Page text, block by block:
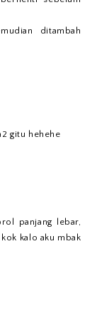
ditambah
gitu hehehe
panjang lebar,
kalo aku mbak